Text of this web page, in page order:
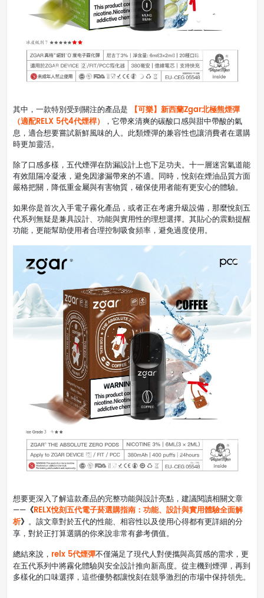
其中，一款特別受到關注的產品是
【可樂】新西蘭Zgar北極熊煙彈
（適配RELX 5代4代煙桿）
，它帶來清爽的碳酸口感與甜中帶酸的氣
息，適合想要嘗試新鮮風味的人。此類煙彈的兼容性也讓消費者在選購
時更加靈活。
除了口感多樣，五代煙彈在防漏設計上也下足功夫。十一層迷宮氣道能
有效阻隔冷凝液，避免因滲漏帶來的不適。同時，悅刻在煙油品質方面
嚴格把關，降低重金屬與有害物質，確保使用者能有更安心的體驗。
如果你是首次入手電子霧化產品，或者正在考慮升級設備，那麼悅刻五
代系列無疑是兼具設計、功能與實用性的理想選擇。其貼心的震動提醒
功能，更能幫助使用者合理控制吸食頻率，避免過度使用。
想要更深入了解這款產品的完整功能與設計亮點，建議閱讀相關文章
—— 《RELX悅刻五代電子菸選購指南：功能、設計與實用體驗全面解
析》 。該文章對於五代的性能、相容性以及使用心得都有更詳細的分
享，對於正打算選購的你來說非常有參考價值。
總結來說， relx 5代煙彈不僅滿足了現代人對便攜與高質感的需求，更
在五代系列中將霧化體驗與安全設計推向新高度。從主機到煙彈，再到
多樣化的口味選擇，這些優勢都讓悅刻在競爭激烈的市場中保持領先。